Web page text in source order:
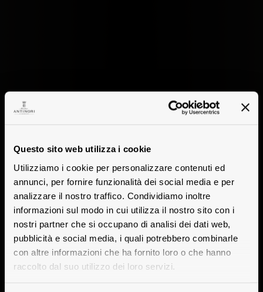
Questo sito web utilizza i cookie
Utilizziamo i cookie per personalizzare contenuti ed
annunci, per fornire funzionalità dei social media e per
analizzare il nostro traffico. Condividiamo inoltre
informazioni sul modo in cui utilizza il nostro sito con i
nostri partner che si occupano di analisi dei dati web,
pubblicità e social media, i quali potrebbero combinarle
con altre informazioni che ha fornito loro o che hanno
raccolto dal suo utilizzo dei loro servizi.